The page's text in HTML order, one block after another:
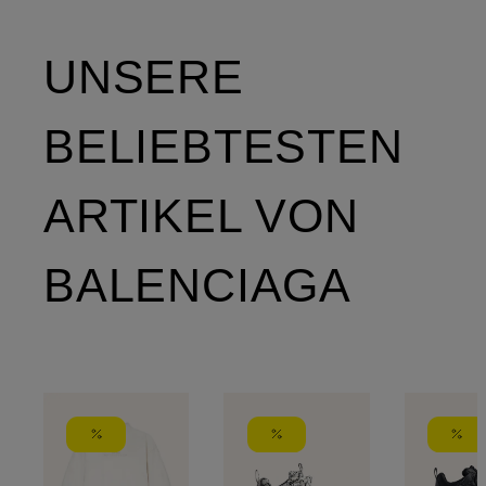
UNSERE
BELIEBTESTEN
ARTIKEL VON
BALENCIAGA